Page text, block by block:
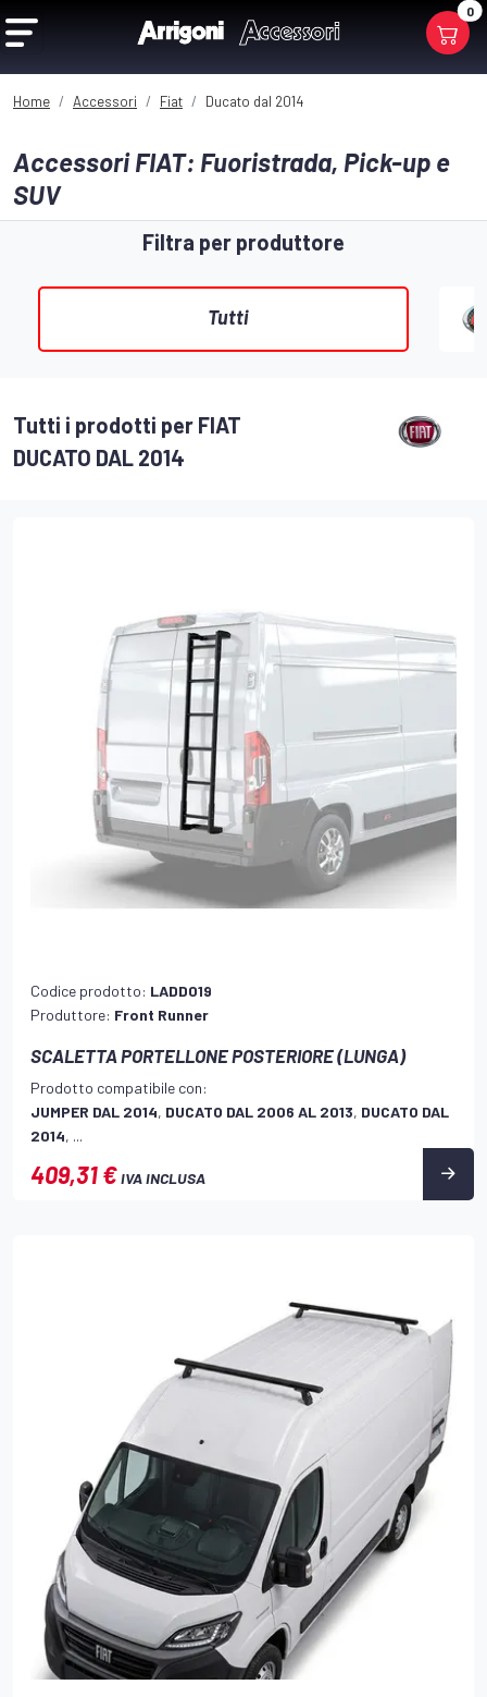
0
Home Accessori Fiat Ducato dal 2014
Accessori FIAT: Fuoristrada, Pick-up e
SUV
Filtra per produttore
Tutti
Tutti i prodotti per FIAT
DUCATO DAL 2014
Codice prodotto: LADD019
Produttore: Front Runner
SCALETTA PORTELLONE POSTERIORE (LUNGA)
Prodotto compatibile con:
JUMPER DAL 2014, DUCATO DAL 2006 AL 2013, DUCATO DAL
2014, ...
409,31 €IVA INCLUSA